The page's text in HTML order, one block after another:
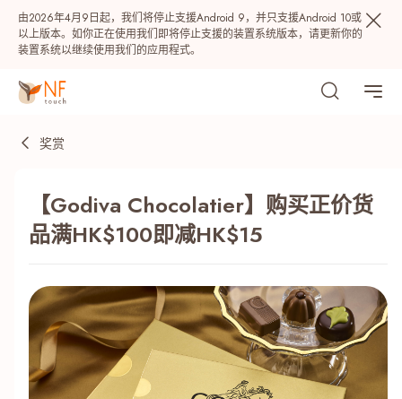
由2026年4月9日起，我们将停止支援Android 9，并只支援Android 10或
以上版本。如你正在使用我们即将停止支援的装置系统版本，请更新你的
装置系统以继续使用我们的应用程式。
NF 种籽 NF Points AIRSIDE 奖赏
最近搜寻纪录
奖赏
【Godiva Chocolatier】购买正价货
品满HK$100即减HK$15